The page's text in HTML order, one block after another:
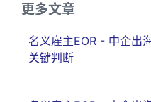
更多文章
名义雇主EOR - 中企出
关键判断